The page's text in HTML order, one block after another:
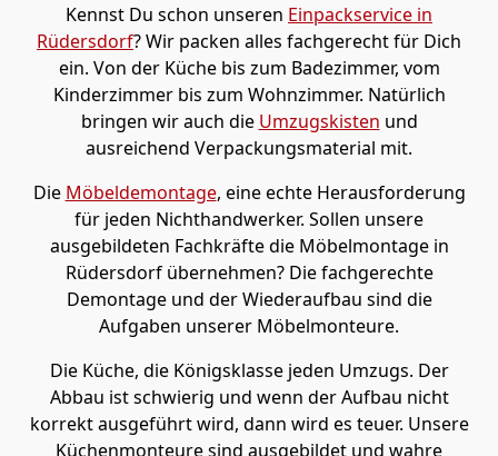
Kennst Du schon unseren Einpackservice in
Rüdersdorf? Wir packen alles fachgerecht für Dich
ein. Von der Küche bis zum Badezimmer, vom
Kinderzimmer bis zum Wohnzimmer. Natürlich
bringen wir auch die Umzugskisten und
ausreichend Verpackungsmaterial mit.
Die Möbeldemontage, eine echte Herausforderung
für jeden Nichthandwerker. Sollen unsere
ausgebildeten Fachkräfte die Möbelmontage in
Rüdersdorf übernehmen? Die fachgerechte
Demontage und der Wiederaufbau sind die
Aufgaben unserer Möbelmonteure.
Die Küche, die Königsklasse jeden Umzugs. Der
Abbau ist schwierig und wenn der Aufbau nicht
korrekt ausgeführt wird, dann wird es teuer. Unsere
Küchenmonteure sind ausgebildet und wahre